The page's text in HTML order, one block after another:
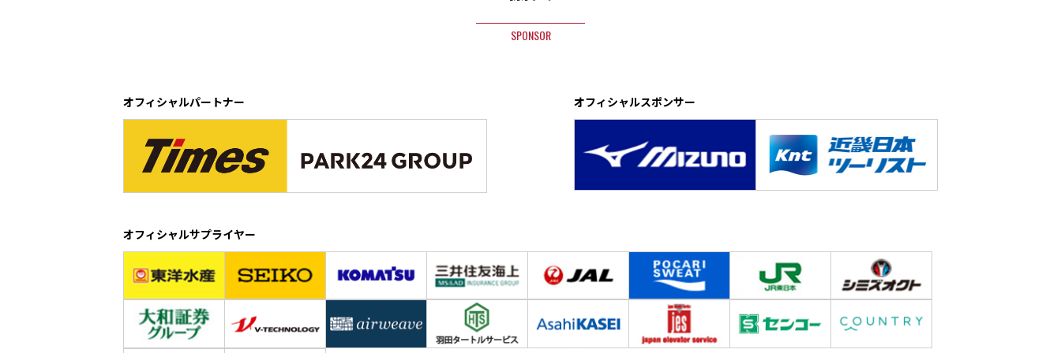
SPONSOR
オフィシャルパートナー オフィシャルスポンサー
オフィシャルサプライヤー